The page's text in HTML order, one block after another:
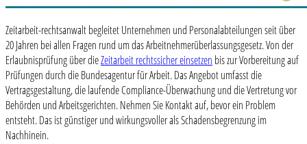
Zeitarbeit-rechtsanwalt begleitet Unternehmen und Personalabteilungen seit über
20 Jahren bei allen Fragen rund um das Arbeitnehmerüberlassungsgesetz. Von der
Erlaubnisprüfung über dieZeitarbeit rechtssicher einsetzen bis zur Vorbereitung auf
Prüfungen durch die Bundesagentur für Arbeit. Das Angebot umfasst die
Vertragsgestaltung, die laufende Compliance-Überwachung und die Vertretung vor
Behörden und Arbeitsgerichten. Nehmen Sie Kontakt auf, bevor ein Problem
entsteht. Das ist günstiger und wirkungsvoller als Schadensbegrenzung im
Nachhinein.